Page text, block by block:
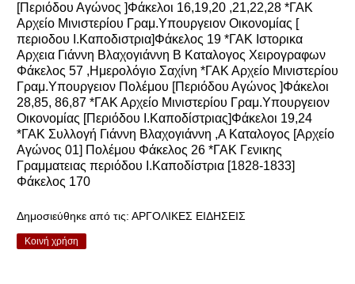
[Περιόδου Αγώνος ]Φάκελοι 16,19,20 ,21,22,28 *ΓΑΚ
Αρχείο Μινιστερίου Γραμ.Υπουργειον Οικονομίας [
περιοδου Ι.Καποδιστρια]Φάκελος 19 *ΓΑΚ Ιστορικα
Αρχεια Γιάννη Βλαχογιάννη Β Καταλογος Χειρογραφων
Φάκελος 57 ,Ημερολόγιο Σαχίνη *ΓΑΚ Αρχείο Μινιστερίου
Γραμ.Υπουργειον Πολέμου [Περιόδου Αγώνος ]Φάκελοι
28,85, 86,87 *ΓΑΚ Αρχείο Μινιστερίου Γραμ.Υπουργειον
Οικονομίας [Περιόδου Ι.Καποδίστριας]Φάκελοι 19,24
*ΓΑΚ Συλλογή Γιάννη Βλαχογιάννη ,Α Καταλογος [Αρχείο
Αγώνος 01] Πολέμου Φάκελος 26 *ΓΑΚ Γενικης
Γραμματειας περιόδου Ι.Καποδίστρια [1828-1833]
Φάκελος 170
Δημοσιεύθηκε από τις: ΑΡΓΟΛΙΚΕΣ ΕΙΔΗΣΕΙΣ
Κοινή χρήση